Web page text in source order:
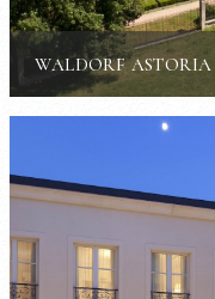
WALDORF